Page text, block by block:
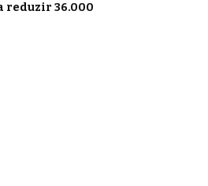
reduzir 36.000